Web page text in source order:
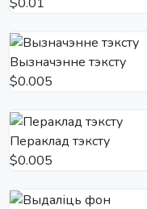
Вызначэнне тэксту
$0.005
Пераклад тэксту
$0.005